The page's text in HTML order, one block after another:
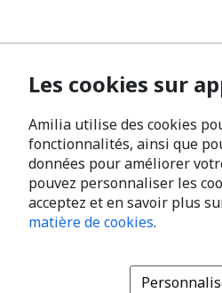
Les cookies sur
Amilia utilise des cookies
fonctionnalités, ainsi que
données pour améliorer
pouvez personnaliser les
acceptez et en savoir plus
matière de cookies.